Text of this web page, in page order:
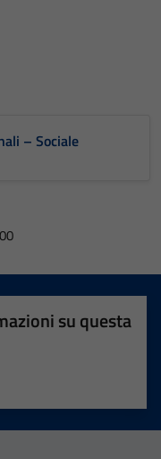
– Sociale
su questa